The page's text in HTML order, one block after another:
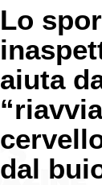
Lo
aiuta
dal